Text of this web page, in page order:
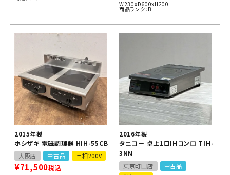
W230xD600xH200
商品ランク：B
2015年製
ホシザキ 電磁調理器 HIH-55CB
大阪店 中古品 三相200V
¥71,500税込
2016年製
タニコー 卓上1口IHコンロ TIH-
3NN
東京町田店
中古品